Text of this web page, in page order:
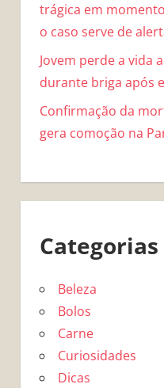
trágica em
o caso serve de
Jovem perde a vida
durante briga após
Confirmação da
gera comoção na
Categorias
Beleza
Bolos
Carne
Curiosidades
Dicas